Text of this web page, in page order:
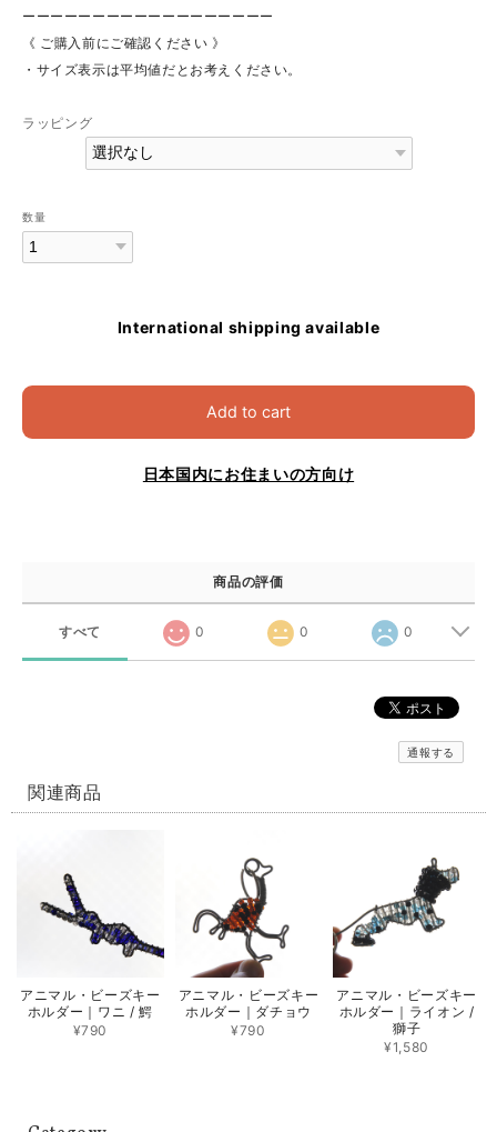
ーーーーーーーーーーーーーーーーーー
《 ご購入前にご確認ください 》
・サイズ表示は平均値だとお考えください。
ラッピング
数量
International shipping available
Add to cart
日本国内にお住まいの方向け
商品の評価
すべて 0 0 0
通報する
関連商品
アニマル・ビーズキー
ホルダー｜ワニ / 鰐
¥790
アニマル・ビーズキー
ホルダー｜ダチョウ
¥790
アニマル・ビーズキー
ホルダー｜ライオン /
獅子
¥1,580